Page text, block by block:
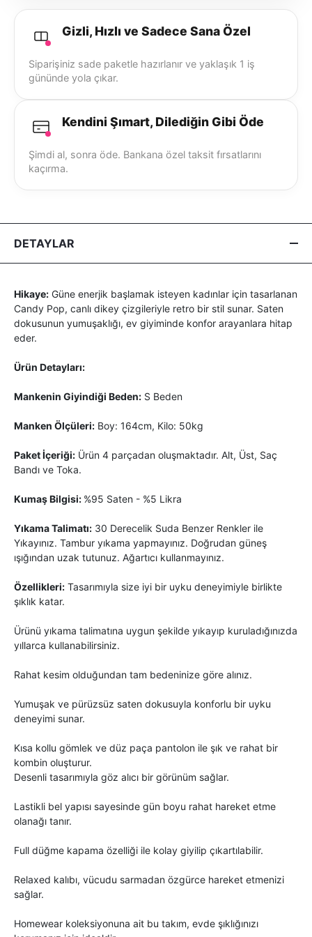
Gizli, Hızlı ve Sadece Sana Özel
Siparişiniz sade paketle hazırlanır ve yaklaşık 1 iş
gününde yola çıkar.
Kendini Şımart, Dilediğin Gibi Öde
Şimdi al, sonra öde. Bankana özel taksit fırsatlarını
kaçırma.
DETAYLAR
Hikaye: Güne enerjik başlamak isteyen kadınlar için tasarlanan
Candy Pop, canlı dikey çizgileriyle retro bir stil sunar. Saten
dokusunun yumuşaklığı, ev giyiminde konfor arayanlara hitap
eder.
Ürün Detayları:
Mankenin Giyindiği Beden: S Beden
Manken Ölçüleri: Boy: 164cm, Kilo: 50kg
Paket İçeriği: Ürün 4 parçadan oluşmaktadır. Alt, Üst, Saç
Bandı ve Toka.
Kumaş Bilgisi: %95 Saten - %5 Likra
Yıkama Talimatı: 30 Derecelik Suda Benzer Renkler ile
Yıkayınız. Tambur yıkama yapmayınız. Doğrudan güneş
ışığından uzak tutunuz. Ağartıcı kullanmayınız.
Özellikleri: Tasarımıyla size iyi bir uyku deneyimiyle birlikte
şıklık katar.
Ürünü yıkama talimatına uygun şekilde yıkayıp kuruladığınızda
yıllarca kullanabilirsiniz.
Rahat kesim olduğundan tam bedeninize göre alınız.
Yumuşak ve pürüzsüz saten dokusuyla konforlu bir uyku
deneyimi sunar.
Kısa kollu gömlek ve düz paça pantolon ile şık ve rahat bir
kombin oluşturur.
Desenli tasarımıyla göz alıcı bir görünüm sağlar.
Lastikli bel yapısı sayesinde gün boyu rahat hareket etme
olanağı tanır.
Full düğme kapama özelliği ile kolay giyilip çıkartılabilir.
Relaxed kalıbı, vücudu sarmadan özgürce hareket etmenizi
sağlar.
Homewear koleksiyonuna ait bu takım, evde şıklığınızı